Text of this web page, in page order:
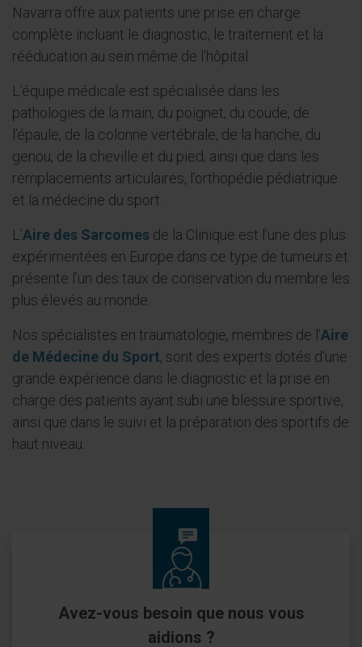
Navarra offre aux patients une prise en charge
complète incluant le diagnostic, le traitement et la
rééducation au sein même de l’hôpital.
L’équipe médicale est spécialisée dans les
pathologies de la main, du poignet, du coude, de
l’épaule, de la colonne vertébrale, de la hanche, du
genou, de la cheville et du pied, ainsi que dans les
remplacements articulaires, l’orthopédie pédiatrique
et la médecine du sport.
L’Aire des Sarcomes de la Clinique est l’une des plus
expérimentées en Europe dans ce type de tumeurs et
présente l’un des taux de conservation du membre les
plus élevés au monde.
Nos spécialistes en traumatologie, membres de l’Aire
de Médecine du Sport, sont des experts dotés d’une
grande expérience dans le diagnostic et la prise en
charge des patients ayant subi une blessure sportive,
ainsi que dans le suivi et la préparation des sportifs de
haut niveau.
Avez-vous besoin que nous vous
aidions ?